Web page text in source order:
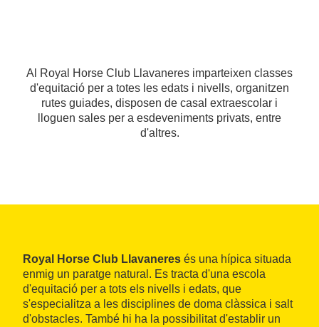
Al Royal Horse Club Llavaneres imparteixen classes
d'equitació per a totes les edats i nivells, organitzen
rutes guiades, disposen de casal extraescolar i
lloguen sales per a esdeveniments privats, entre
d'altres.
Royal Horse Club Llavaneres és una hípica situada
enmig un paratge natural. Es tracta d'una escola
d'equitació per a tots els nivells i edats, que
s'especialitza a les disciplines de doma clàssica i salt
d'obstacles. També hi ha la possibilitat d'establir un